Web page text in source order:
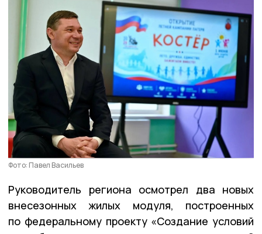
Фото: Павел Васильев
Руководитель региона осмотрел два новых
внесезонных жилых модуля, построенных
по федеральному проекту «Создание условий